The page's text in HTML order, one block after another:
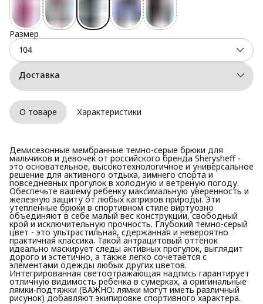
Размер
104
Доставка
О товаре Характеристики
Демисезонные мембранные темно-серые брюки для
мальчиков и девочек от российского бренда Sherysheff -
это основательное, высокотехнологичное и универсальное
решение для активного отдыха, зимнего спорта и
повседневных прогулок в холодную и ветреную погоду.
Обеспечьте вашему ребенку максимальную уверенность и
железную защиту от любых капризов природы. Эти
утепленные брюки в спортивном стиле виртуозно
объединяют в себе малый вес конструкции, свободный
крой и исключительную прочность. Глубокий темно-серый
цвет - это ультрастильная, сдержанная и невероятно
практичная классика. Такой антрацитовый оттенок
идеально маскирует следы активных прогулок, выглядит
дорого и эстетично, а также легко сочетается с
элементами одежды любых других цветов.
Интегрированная светоотражающая надпись гарантирует
отличную видимость ребенка в сумерках, а оригинальные
лямки-подтяжки (ВАЖНО: лямки могут иметь различный
рисунок) добавляют экипировке спортивного характера.